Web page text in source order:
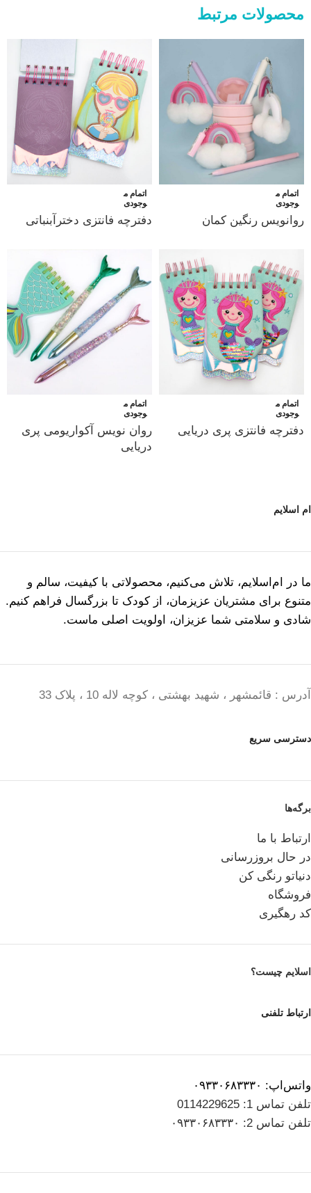
محصولات مرتبط
اتمام م
وجودی
روانویس رنگین کمان
اتمام م
وجودی
دفترچه فانتزی دخترآبنباتی
اتمام م
وجودی
دفترچه فانتزی پری دریایی
اتمام م
وجودی
روان نویس آکواریومی پری
دریایی
ام اسلایم
ما در ام‌اسلایم، تلاش می‌کنیم، محصولاتی با کیفیت، سالم و
متنوع برای مشتریان عزیزمان، از کودک تا بزرگسال فراهم کنیم.
شادی و سلامتی شما عزیزان، اولویت اصلی ماست.
آدرس : قائمشهر ، شهید بهشتی ، کوچه لاله 10 ، پلاک 33
دسترسی سریع
برگه‌ها
ارتباط با ما
در حال بروزرسانی
دنیاتو رنگی کن
فروشگاه
کد رهگیری
اسلایم چیست؟
ارتباط تلفنی
واتس‌اپ: ۰۹۳۳۰۶۸۳۳۳۰
تلفن تماس 1: 0114229625
تلفن تماس 2: ۰۹۳۳۰۶۸۳۳۳۰